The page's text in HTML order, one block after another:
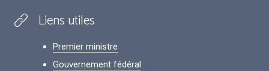
Liens utiles
Premier ministre
Gouvernement fédéral